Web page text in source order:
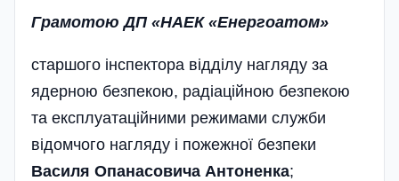
Грамотою ДП «НАЕК «Енергоатом»
старшого інспектора відділу нагляду за
ядерною безпекою, радіаційною безпекою
та експлуатаційними режимами служби
відомчого нагляду і пожежної безпеки
Василя Опанасовича Антоненка;